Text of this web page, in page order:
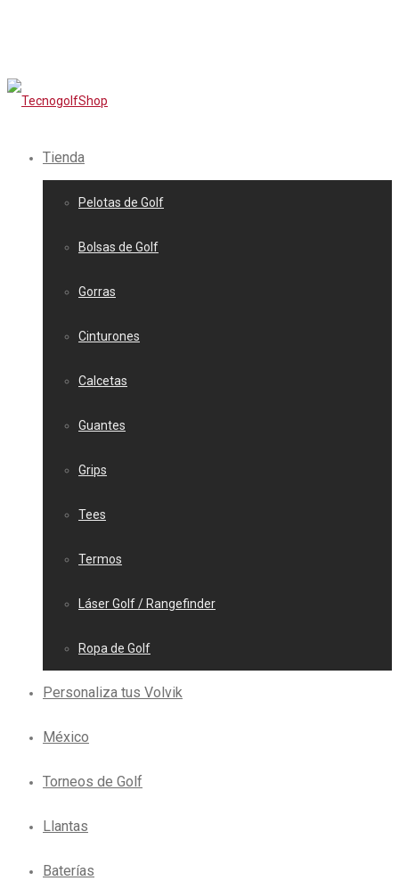
Tienda
Pelotas de Golf
Bolsas de Golf
Gorras
Cinturones
Calcetas
Guantes
Grips
Tees
Termos
Láser Golf / Rangefinder
Ropa de Golf
Personaliza tus Volvik
México
Torneos de Golf
Llantas
Baterías